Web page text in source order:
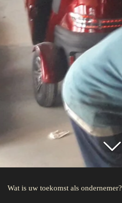
Wat is uw toekomst als ondernemer?